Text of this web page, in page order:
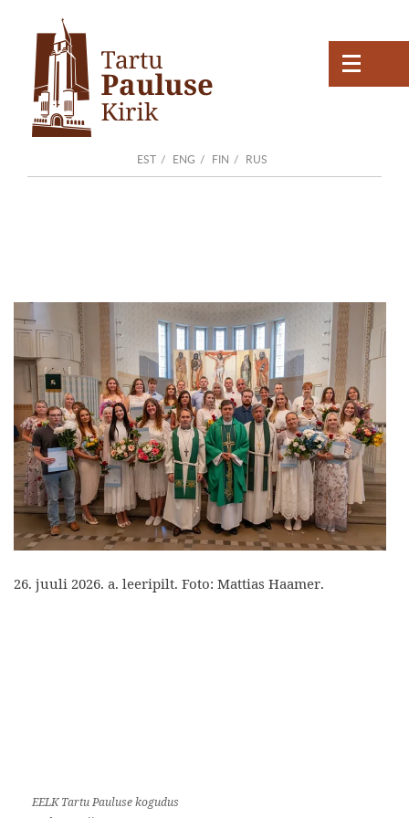
EST ENG FIN RUS
26. juuli 2026. a. leeripilt. Foto: Mattias Haamer.
EELK Tartu Pauluse kogudus